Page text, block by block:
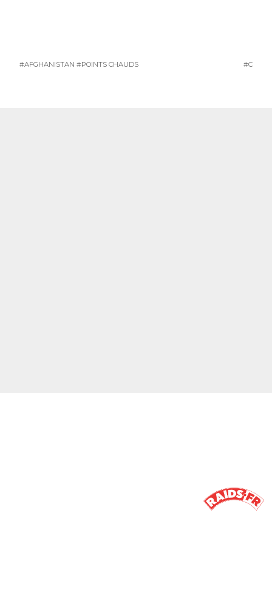
#AFGHANISTAN #POINTS CHAUDS #CHINE